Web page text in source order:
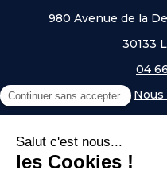
980 Avenue de la
30133
04